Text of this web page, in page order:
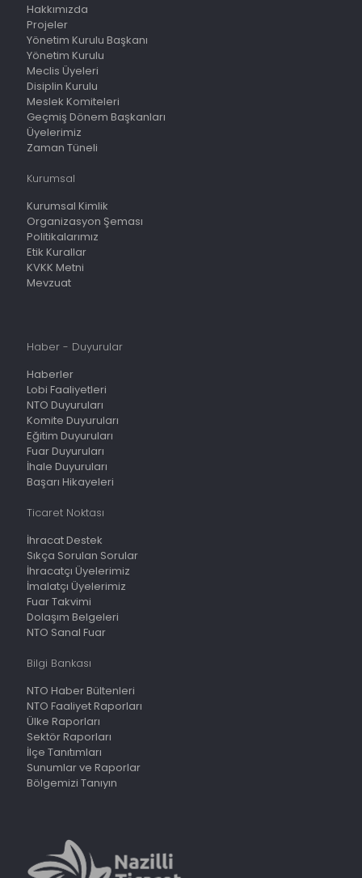
Hakkımızda
Projeler
Yönetim Kurulu Başkanı
Yönetim Kurulu
Meclis Üyeleri
Disiplin Kurulu
Meslek Komiteleri
Geçmiş Dönem Başkanları
Üyelerimiz
Zaman Tüneli
Kurumsal
Kurumsal Kimlik
Organizasyon Şeması
Politikalarımız
Etik Kurallar
KVKK Metni
Mevzuat
Haber - Duyurular
Haberler
Lobi Faaliyetleri
NTO Duyuruları
Komite Duyuruları
Eğitim Duyuruları
Fuar Duyuruları
İhale Duyuruları
Başarı Hikayeleri
Ticaret Noktası
İhracat Destek
Sıkça Sorulan Sorular
İhracatçı Üyelerimiz
İmalatçı Üyelerimiz
Fuar Takvimi
Dolaşım Belgeleri
NTO Sanal Fuar
Bilgi Bankası
NTO Haber Bültenleri
NTO Faaliyet Raporları
Ülke Raporları
Sektör Raporları
İlçe Tanıtımları
Sunumlar ve Raporlar
Bölgemizi Tanıyın